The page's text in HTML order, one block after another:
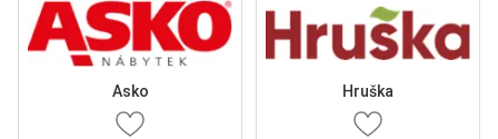
Asko Hruška